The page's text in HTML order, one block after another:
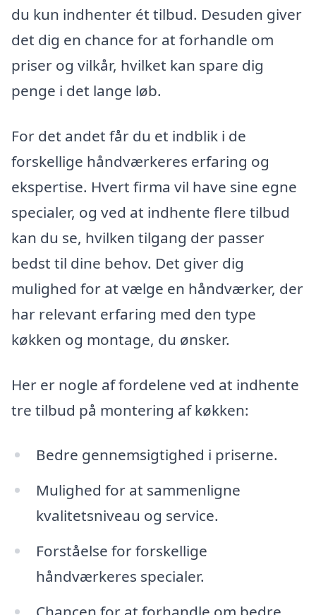
du kun indhenter ét tilbud. Desuden giver
det dig en chance for at forhandle om
priser og vilkår, hvilket kan spare dig
penge i det lange løb.
For det andet får du et indblik i de
forskellige håndværkeres erfaring og
ekspertise. Hvert firma vil have sine egne
specialer, og ved at indhente flere tilbud
kan du se, hvilken tilgang der passer
bedst til dine behov. Det giver dig
mulighed for at vælge en håndværker, der
har relevant erfaring med den type
køkken og montage, du ønsker.
Her er nogle af fordelene ved at indhente
tre tilbud på montering af køkken:
Bedre gennemsigtighed i priserne.
Mulighed for at sammenligne
kvalitetsniveau og service.
Forståelse for forskellige
håndværkeres specialer.